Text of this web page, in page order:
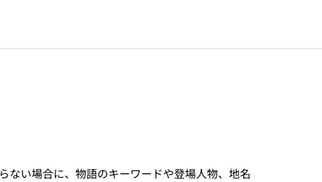
ない場合に、物語のキーワードや登場人物、地名